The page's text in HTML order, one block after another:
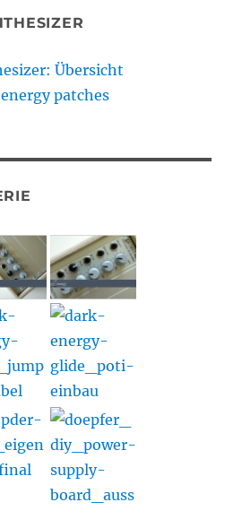
Übersicht
patches